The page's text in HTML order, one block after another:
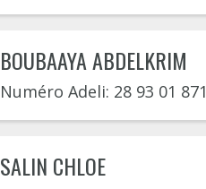
BOUBAAYA ABDELKRIM
Numéro Adeli: 28 93 01 871
SALIN CHLOE